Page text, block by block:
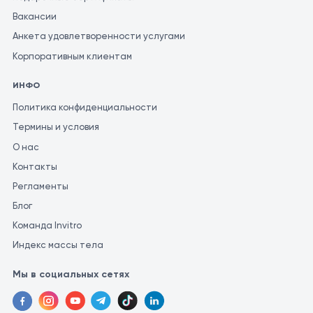
Вакансии
Анкета удовлетворенности услугами
Корпоративным клиентам
ИНФО
Политика конфиденциальности
Термины и условия
О нас
Контакты
Регламенты
Блог
Команда Invitro
Индекс массы тела
Мы в социальных сетях